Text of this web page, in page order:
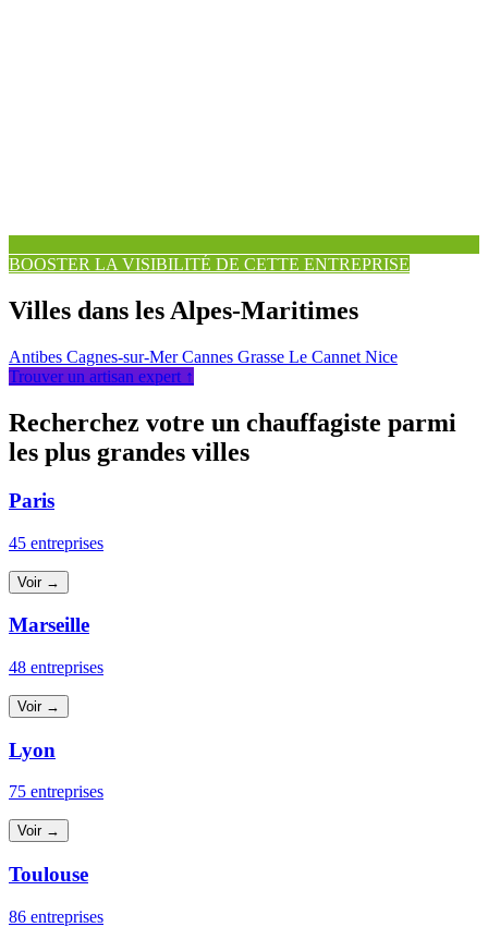
BOOSTER LA VISIBILITÉ DE CETTE ENTREPRISE
Villes dans les Alpes-Maritimes
Antibes Cagnes-sur-MerCannes Grasse Le Cannet Nice
Trouver un artisan expert ↑
Recherchez votre un chauffagiste parmi
les plus grandes villes
Paris
45 entreprises
Voir →
Marseille
48 entreprises
Voir →
Lyon
75 entreprises
Voir →
Toulouse
86 entreprises